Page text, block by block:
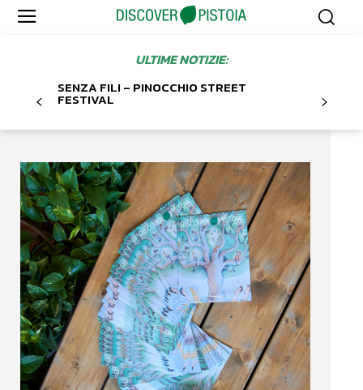
ULTIME NOTIZIE:
SENZA FILI – PINOCCHIO STREET
FESTIVAL